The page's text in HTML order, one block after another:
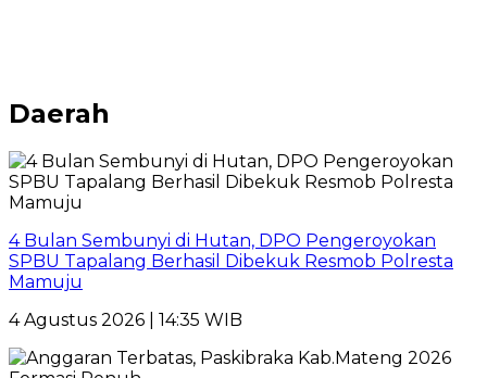
Daerah
4 Bulan Sembunyi di Hutan, DPO Pengeroyokan
SPBU Tapalang Berhasil Dibekuk Resmob Polresta
Mamuju
4 Agustus 2026 | 14:35 WIB